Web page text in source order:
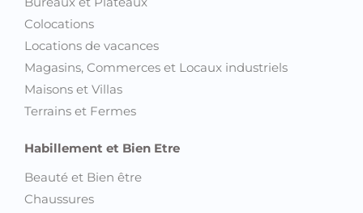
Colocations
Locations de vacances
Magasins, Commerces et Locaux industriels
Maisons et Villas
Terrains et Fermes
Habillement et Bien Etre
Beauté et Bien être
Chaussures